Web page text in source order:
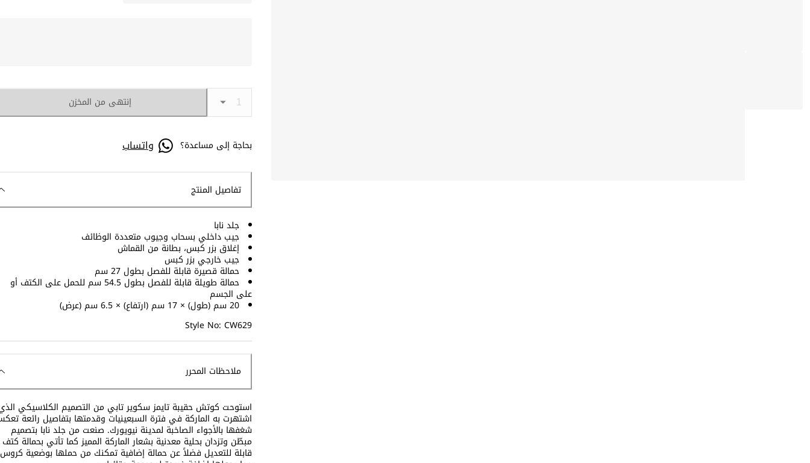
إنتهى من المخزن
بحاجة إلى مساعدة؟ واتساب
تفاصيل المنتج
جلد نابا
جيب داخلي بسحاب وجيوب متعددة الوظائف
إغلاق بزر كبس، بطانة من القماش
جيب خارجي بزر كبس
حمالة قصيرة قابلة للفصل بطول 27 سم
حمالة طويلة قابلة للفصل بطول 54.5 سم للحمل على الكتف أو
على الجسم
20 سم (طول) × 17 سم (ارتفاع) × 6.5 سم (عرض)
Style No: CW629
ملاحظات المحرر
استوحت كوتش حقيبة تايمز سكوير تابي من التصميم الكلاسيكي
اشتهرت به الماركة في فترة السبعينيات وقدمتها بتفاصيل رائعة
شغفها بالأجواء الصاخبة لمدينة نيويورك. صنعت من جلد نابا بتصميم
مبطّن وتزدان بحلية معدنية بشعار الماركة المميز كما تأتي بحمالة كتف
قابلة للتعديل فضلاً عن حمالة إضافية تمكنك من حملها بوضعية كروس